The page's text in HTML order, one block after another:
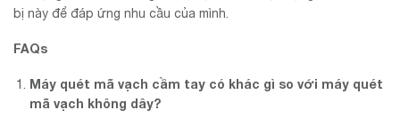
bị này để đáp ứng nhu cầu của mình.
FAQs
Máy quét mã vạch cầm tay có khác gì so với máy quét
mã vạch không dây?